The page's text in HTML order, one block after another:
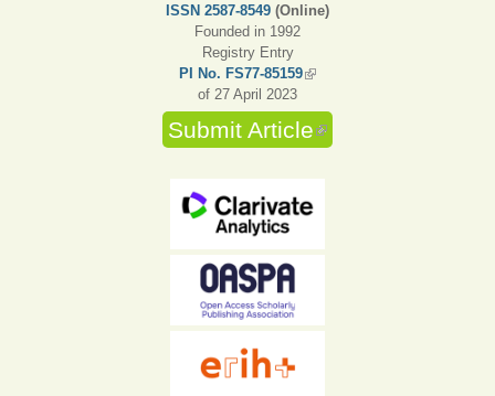
ISSN 2587-8549 (Online)
Founded in 1992
Registry Entry
PI No. FS77-85159(link is external)
of 27 April 2023
Submit Article(link is external)